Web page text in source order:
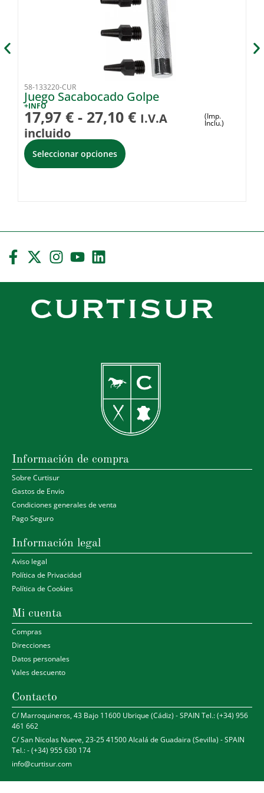
58-133220-CUR
Juego Sacabocado Golpe
+INFO
17,97 € - 27,10 € I.V.A
incluido
(Imp.
Inclu.)
Seleccionar opciones
Información de compra
Sobre Curtisur
Gastos de Envio
Condiciones generales de venta
Pago Seguro
Información legal
Aviso legal
Política de Privacidad
Política de Cookies
Mi cuenta
Compras
Direcciones
Datos personales
Vales descuento
Contacto
C/ Marroquineros, 43 Bajo 11600 Ubrique (Cádiz) - SPAIN Tel.: (+34) 956
461 662
C/ San Nicolas Nueve, 23-25 41500 Alcalá de Guadaira (Sevilla) - SPAIN
Tel.: - (+34) 955 630 174
info@curtisur.com